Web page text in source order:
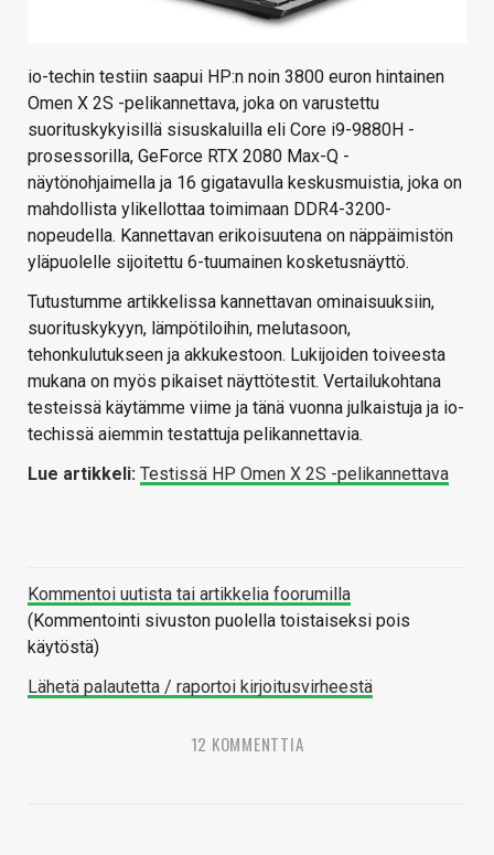
io-techin testiin saapui HP:n noin 3800 euron hintainen
Omen X 2S -pelikannettava, joka on varustettu
suorituskykyisillä sisuskaluilla eli Core i9-9880H -
prosessorilla, GeForce RTX 2080 Max-Q -
näytönohjaimella ja 16 gigatavulla keskusmuistia, joka on
mahdollista ylikellottaa toimimaan DDR4-3200-
nopeudella. Kannettavan erikoisuutena on näppäimistön
yläpuolelle sijoitettu 6-tuumainen kosketusnäyttö.
Tutustumme artikkelissa kannettavan ominaisuuksiin,
suorituskykyyn, lämpötiloihin, melutasoon,
tehonkulutukseen ja akkukestoon. Lukijoiden toiveesta
mukana on myös pikaiset näyttötestit. Vertailukohtana
testeissä käytämme viime ja tänä vuonna julkaistuja ja io-
techissä aiemmin testattuja pelikannettavia.
Lue artikkeli: Testissä HP Omen X 2S -pelikannettava
Kommentoi uutista tai artikkelia foorumilla
(Kommentointi sivuston puolella toistaiseksi pois
käytöstä)
Lähetä palautetta / raportoi kirjoitusvirheestä
12 KOMMENTTIA